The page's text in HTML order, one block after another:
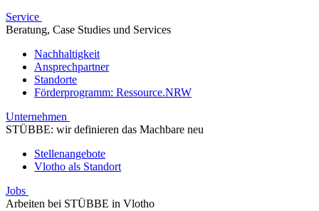
Service
Beratung, Case Studies und Services
Nachhaltigkeit
Ansprechpartner
Standorte
Förderprogramm: Ressource.NRW
Unternehmen
STÜBBE: wir definieren das Machbare neu
Stellenangebote
Vlotho als Standort
Jobs
Arbeiten bei STÜBBE in Vlotho